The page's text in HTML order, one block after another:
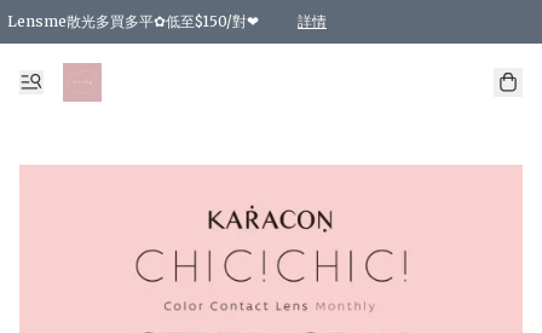
Lensme散光多買多平✿低至$150/對❤ 詳情
台灣Karacon⁩✧日拋 特價清貨❁⃘
日本韓國多款日/月拋現貨☼ 特價❤︎數量有限 售完即止
🇰🇷韓國多款月拋現貨 特價兩對$99✿數量有限 售完即止♫
精選商品，任選買2件或以上9 折；買4件或以上85 折；買6件或以上8 折
精選商品，任選買2件HKD 140.00；買4件HKD 260.00
精選商品，任選買2件HKD 190.00；買4件HKD 360.00
精選商品，任選買2件HKD 110.00；買4件HKD 180.00
精選商品，任選買2件HKD 170.00；買4件HKD 320.00
精選商品，任選買2件或以上減HKD 148.00
精選商品，任選買2件或以上減HKD 148.00
精選商品，任選買2件或以上95 折；買4件或以上9 折；買6件或以上85 折；買8件
精選商品，任選買12件或以上87 折
精選商品，任選買2件或以上減HKD 16.00；買4件或以上減HKD 32.00；買6
精選商品，任選買2件或以上95 折；買4件或以上9 折；買8件或以上85 折；買12
購物滿 HKD 800.00即享免運費優惠！（適用於 特定的送貨方式 )